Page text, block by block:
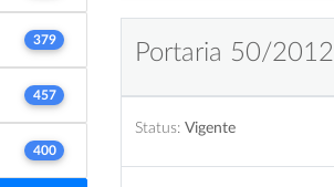
379
457
400
Portaria 50/2012
Status: Vigente